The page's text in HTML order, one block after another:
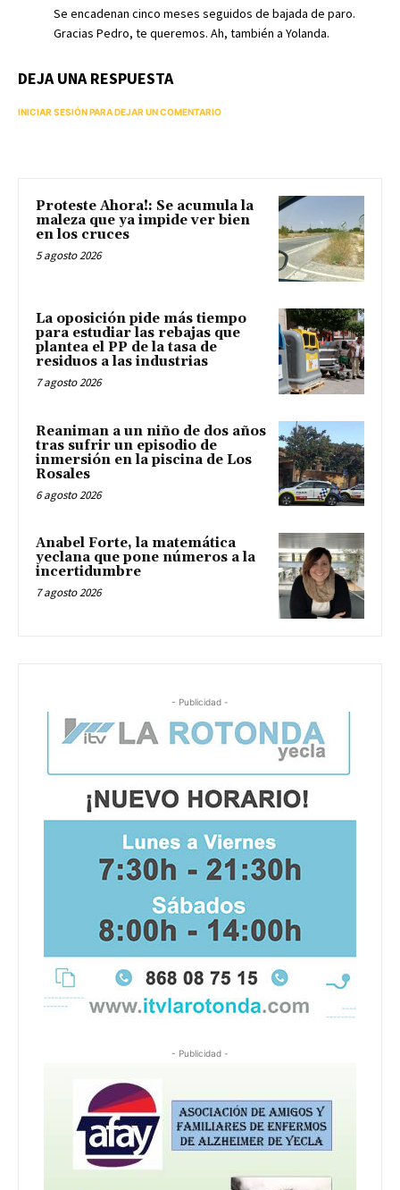
Se encadenan cinco meses seguidos de bajada de paro.
Gracias Pedro, te queremos. Ah, también a Yolanda.
DEJA UNA RESPUESTA
INICIAR SESIÓN PARA DEJAR UN COMENTARIO
Proteste Ahora!: Se acumula la
maleza que ya impide ver bien
en los cruces
5 agosto 2026
La oposición pide más tiempo
para estudiar las rebajas que
plantea el PP de la tasa de
residuos a las industrias
7 agosto 2026
Reaniman a un niño de dos años
tras sufrir un episodio de
inmersión en la piscina de Los
Rosales
6 agosto 2026
Anabel Forte, la matemática
yeclana que pone números a la
incertidumbre
7 agosto 2026
- Publicidad -
- Publicidad -